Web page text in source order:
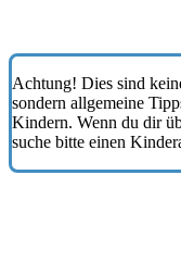
Achtung! Dies sind
sondern allgemeine
Kindern. Wenn du dir
suche bitte einen